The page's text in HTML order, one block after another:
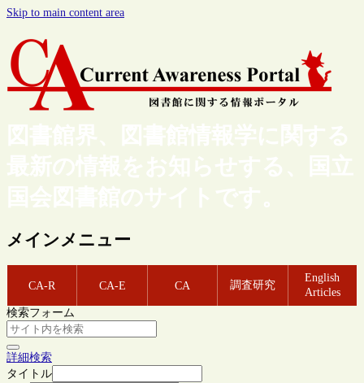
Skip to main content area
図書館界、図書館情報学に関する
最新の情報をお知らせする、国立
国会図書館のサイトです。
メインメニュー
CA-R CA-E CA 調査研究
English
Articles
検索フォーム
詳細検索
タイトル